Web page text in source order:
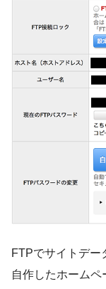
FTPでサイトデー
自作したホームペ